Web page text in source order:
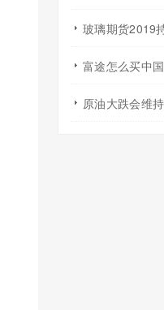
玻璃期货2019